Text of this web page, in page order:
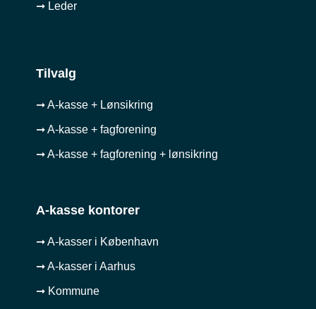
➞ Leder
Tilvalg
➞ A-kasse + Lønsikring
➞ A-kasse + fagforening
➞ A-kasse + fagforening + lønsikring
A-kasse kontorer
➞ A-kasser i København
➞ A-kasser i Aarhus
➞ Kommune